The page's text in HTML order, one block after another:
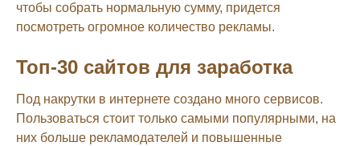
чтобы собрать нормальную сумму, придется
посмотреть огромное количество рекламы.
Топ-30 сайтов для заработка
Под накрутки в интернете создано много сервисов.
Пользоваться стоит только самыми популярными, на
них больше рекламодателей и повышенные